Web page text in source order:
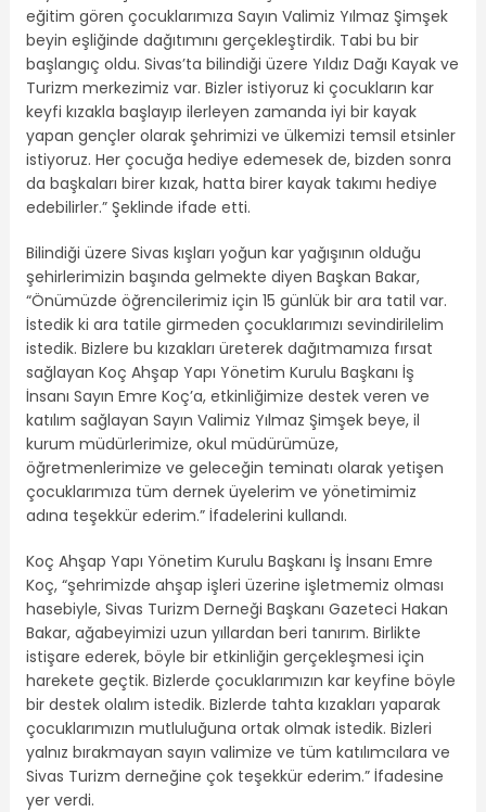
eğitim gören çocuklarımıza Sayın Valimiz Yılmaz Şimşek
beyin eşliğinde dağıtımını gerçekleştirdik. Tabi bu bir
başlangıç oldu. Sivas’ta bilindiği üzere Yıldız Dağı Kayak ve
Turizm merkezimiz var. Bizler istiyoruz ki çocukların kar
keyfi kızakla başlayıp ilerleyen zamanda iyi bir kayak
yapan gençler olarak şehrimizi ve ülkemizi temsil etsinler
istiyoruz. Her çocuğa hediye edemesek de, bizden sonra
da başkaları birer kızak, hatta birer kayak takımı hediye
edebilirler.” Şeklinde ifade etti.
Bilindiği üzere Sivas kışları yoğun kar yağışının olduğu
şehirlerimizin başında gelmekte diyen Başkan Bakar,
“Önümüzde öğrencilerimiz için 15 günlük bir ara tatil var.
İstedik ki ara tatile girmeden çocuklarımızı sevindirilelim
istedik. Bizlere bu kızakları üreterek dağıtmamıza fırsat
sağlayan Koç Ahşap Yapı Yönetim Kurulu Başkanı İş
İnsanı Sayın Emre Koç’a, etkinliğimize destek veren ve
katılım sağlayan Sayın Valimiz Yılmaz Şimşek beye, il
kurum müdürlerimize, okul müdürümüze,
öğretmenlerimize ve geleceğin teminatı olarak yetişen
çocuklarımıza tüm dernek üyelerim ve yönetimimiz
adına teşekkür ederim.” İfadelerini kullandı.
Koç Ahşap Yapı Yönetim Kurulu Başkanı İş İnsanı Emre
Koç, “şehrimizde ahşap işleri üzerine işletmemiz olması
hasebiyle, Sivas Turizm Derneği Başkanı Gazeteci Hakan
Bakar, ağabeyimizi uzun yıllardan beri tanırım. Birlikte
istişare ederek, böyle bir etkinliğin gerçekleşmesi için
harekete geçtik. Bizlerde çocuklarımızın kar keyfine böyle
bir destek olalım istedik. Bizlerde tahta kızakları yaparak
çocuklarımızın mutluluğuna ortak olmak istedik. Bizleri
yalnız bırakmayan sayın valimize ve tüm katılımcılara ve
Sivas Turizm derneğine çok teşekkür ederim.” İfadesine
yer verdi.